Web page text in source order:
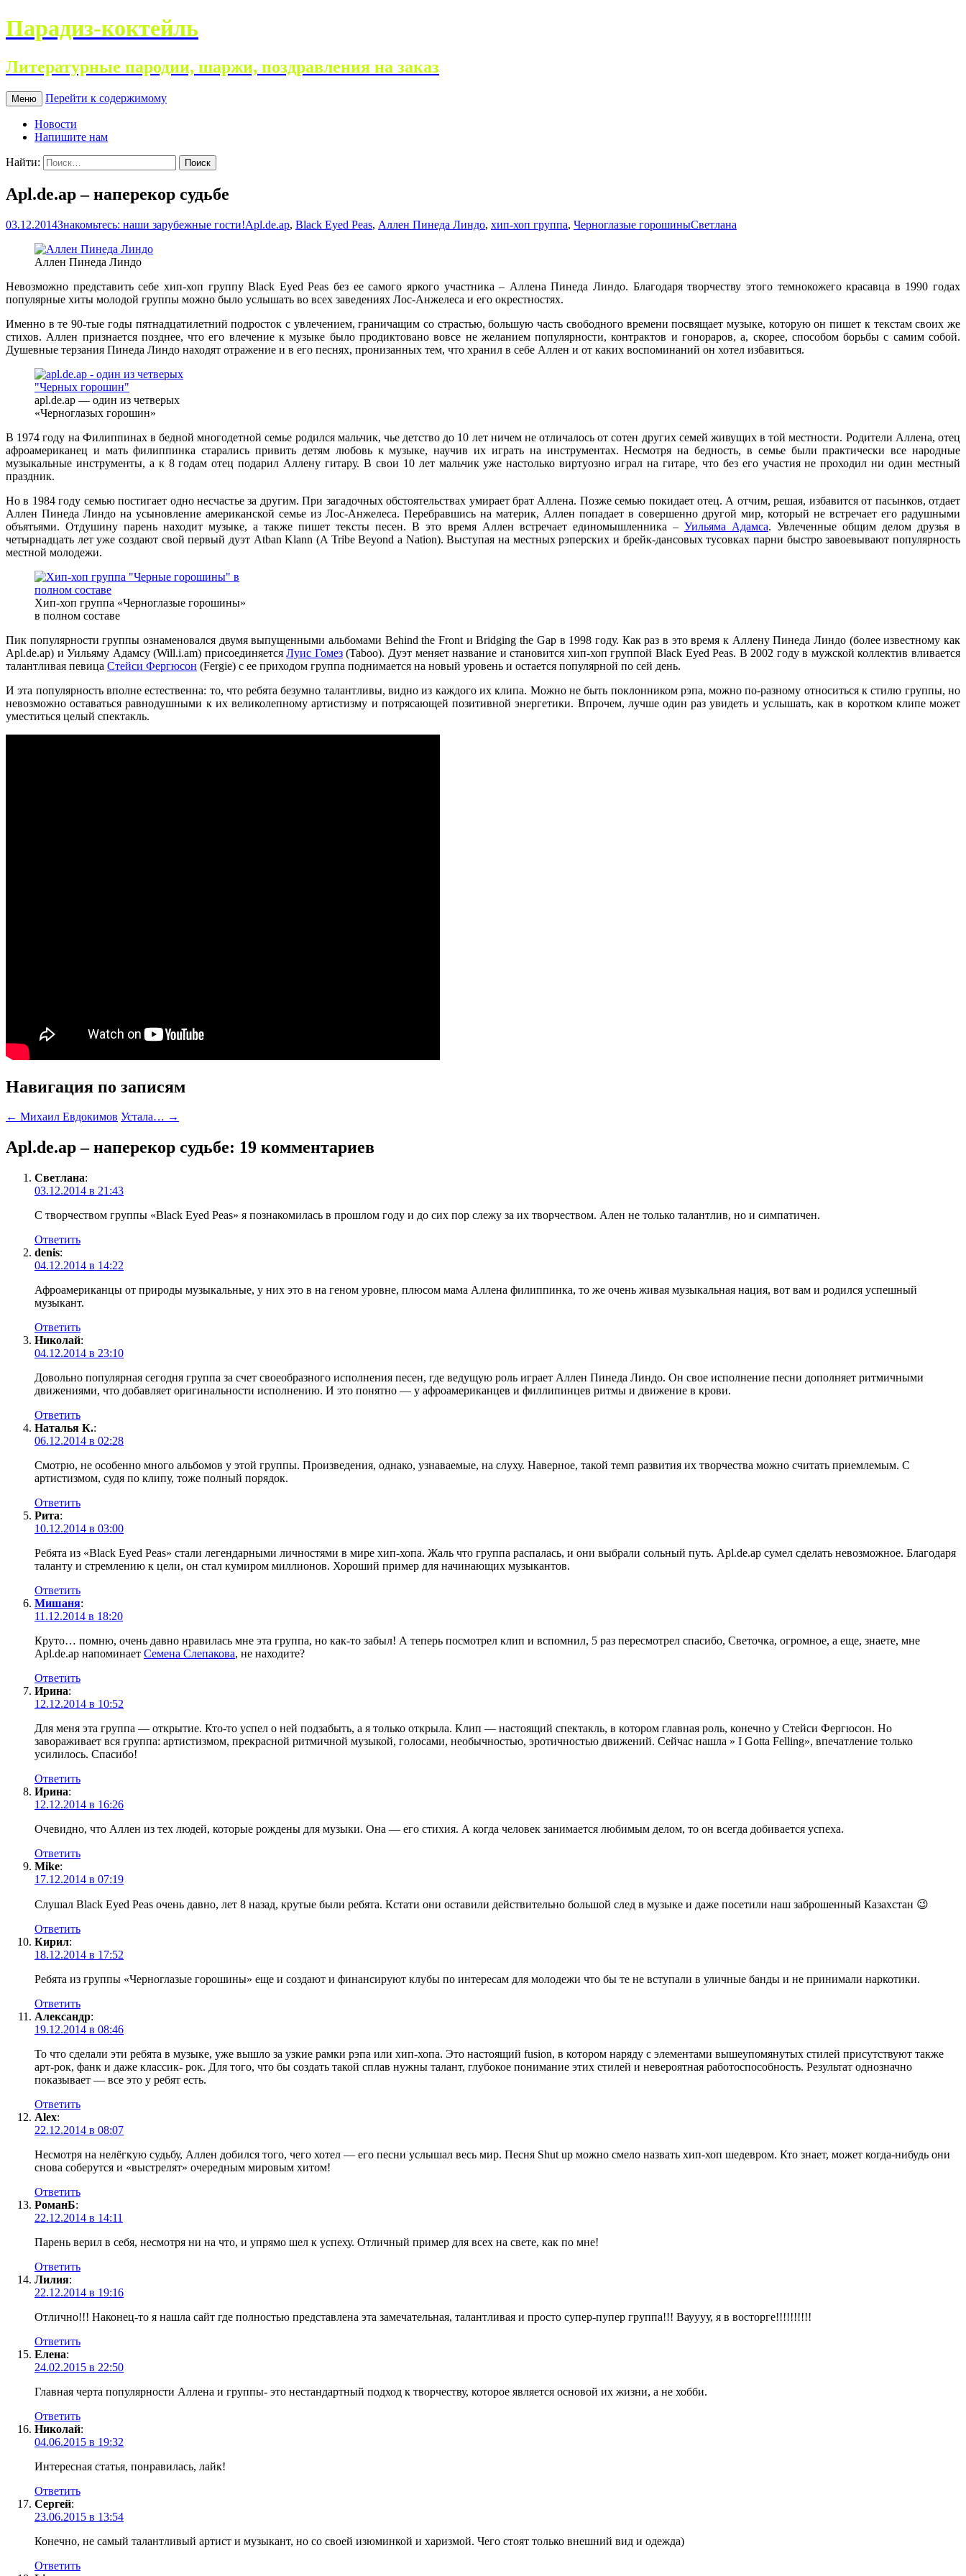
Парадиз-коктейль
Литературные пародии, шаржи, поздравления на заказ
Меню Перейти к содержимому
Новости
Напишите нам
Найти:
Apl.de.ap – наперекор судьбе
03.12.2014Знакомьтесь: наши зарубежные гости!Apl.de.ap, Black Eyed Peas, Аллен Пинеда Линдо, хип-хоп группа, Черноглазые горошиныСветлана
Аллен Пинеда Линдо
Невозможно представить себе хип-хоп группу Black Eyed Peas без ее самого яркого участника – Аллена Пинеда Линдо. Благодаря творчеству этого темнокожего красавца в 1990 годах
популярные хиты молодой группы можно было услышать во всех заведениях Лос-Анжелеса и его окрестностях.
Именно в те 90-тые годы пятнадцатилетний подросток с увлечением, граничащим со страстью, большую часть свободного времени посвящает музыке, которую он пишет к текстам своих же
стихов. Аллен признается позднее, что его влечение к музыке было продиктовано вовсе не желанием популярности, контрактов и гонораров, а, скорее, способом борьбы с самим собой.
Душевные терзания Пинеда Линдо находят отражение и в его песнях, пронизанных тем, что хранил в себе Аллен и от каких воспоминаний он хотел избавиться.
apl.de.ap — один из четверых
«Черноглазых горошин»
В 1974 году на Филиппинах в бедной многодетной семье родился мальчик, чье детство до 10 лет ничем не отличалось от сотен других семей живущих в той местности. Родители Аллена, отец
афроамериканец и мать филиппинка старались привить детям любовь к музыке, научив их играть на инструментах. Несмотря на бедность, в семье были практически все народные
музыкальные инструменты, а к 8 годам отец подарил Аллену гитару. В свои 10 лет мальчик уже настолько виртуозно играл на гитаре, что без его участия не проходил ни один местный
праздник.
Но в 1984 году семью постигает одно несчастье за другим. При загадочных обстоятельствах умирает брат Аллена. Позже семью покидает отец. А отчим, решая, избавится от пасынков, отдает
Аллен Пинеда Линдо на усыновление американской семье из Лос-Анжелеса. Перебравшись на материк, Аллен попадает в совершенно другой мир, который не встречает его радушными
объятьями. Отдушину парень находит музыке, а также пишет тексты песен. В это время Аллен встречает единомышленника – Уильяма Адамса. Увлеченные общим делом друзья в
четырнадцать лет уже создают свой первый дуэт Atban Klann (A Tribe Beyond a Nation). Выступая на местных рэперских и брейк-дансовых тусовках парни быстро завоевывают популярность
местной молодежи.
Хип-хоп группа «Черноглазые горошины»
в полном составе
Пик популярности группы ознаменовался двумя выпущенными альбомами Behind the Front и Bridging the Gap в 1998 году. Как раз в это время к Аллену Пинеда Линдо (более известному как
Аpl.de.ap) и Уильяму Адамсу (Will.i.am) присоединяетсяЛуис Гомез(Taboo). Дуэт меняет название и становится хип-хоп группой Black Eyed Peas. В 2002 году в мужской коллектив вливается
талантливая певица Стейси Фергюсон (Fergie) с ее приходом группа поднимается на новый уровень и остается популярной по сей день.
И эта популярность вполне естественна: то, что ребята безумно талантливы, видно из каждого их клипа. Можно не быть поклонником рэпа, можно по-разному относиться к стилю группы, но
невозможно оставаться равнодушными к их великолепному артистизму и потрясающей позитивной энергетики. Впрочем, лучше один раз увидеть и услышать, как в коротком клипе может
уместиться целый спектакль.
Навигация по записям
← Михаил Евдокимов Устала… →
Apl.de.ap – наперекор судьбе: 19 комментариев
Светлана:
03.12.2014 в 21:43
С творчеством группы «Black Eyed Peas» я познакомилась в прошлом году и до сих пор слежу за их творчеством. Ален не только талантлив, но и симпатичен.
Ответить
denis:
04.12.2014 в 14:22
Афроамериканцы от природы музыкальные, у них это в на геном уровне, плюсом мама Аллена филиппинка, то же очень живая музыкальная нация, вот вам и родился успешный
музыкант.
Ответить
Николай:
04.12.2014 в 23:10
Довольно популярная сегодня группа за счет своеобразного исполнения песен, где ведущую роль играет Аллен Пинеда Линдо. Он свое исполнение песни дополняет ритмичными
движениями, что добавляет оригинальности исполнению. И это понятно — у афроамериканцев и филлипинцев ритмы и движение в крови.
Ответить
Наталья К.:
06.12.2014 в 02:28
Смотрю, не особенно много альбомов у этой группы. Произведения, однако, узнаваемые, на слуху. Наверное, такой темп развития их творчества можно считать приемлемым. С
артистизмом, судя по клипу, тоже полный порядок.
Ответить
Рита:
10.12.2014 в 03:00
Ребята из «Black Eyed Peas» стали легендарными личностями в мире хип-хопа. Жаль что группа распалась, и они выбрали сольный путь. Apl.de.ap сумел сделать невозможное. Благодаря
таланту и стремлению к цели, он стал кумиром миллионов. Хороший пример для начинающих музыкантов.
Ответить
Мишаня:
11.12.2014 в 18:20
Круто… помню, очень давно нравилась мне эта группа, но как-то забыл! А теперь посмотрел клип и вспомнил, 5 раз пересмотрел спасибо, Светочка, огромное, а еще, знаете, мне
Apl.de.ap напоминает Семена Слепакова, не находите?
Ответить
Ирина:
12.12.2014 в 10:52
Для меня эта группа — открытие. Кто-то успел о ней подзабыть, а я только открыла. Клип — настоящий спектакль, в котором главная роль, конечно у Стейси Фергюсон. Но
завораживает вся группа: артистизмом, прекрасной ритмичной музыкой, голосами, необычностью, эротичностью движений. Сейчас нашла » I Gotta Felling», впечатление только
усилилось. Спасибо!
Ответить
Ирина:
12.12.2014 в 16:26
Очевидно, что Аллен из тех людей, которые рождены для музыки. Она — его стихия. А когда человек занимается любимым делом, то он всегда добивается успеха.
Ответить
Mike:
17.12.2014 в 07:19
Слушал Black Eyed Peas очень давно, лет 8 назад, крутые были ребята. Кстати они оставили действительно большой след в музыке и даже посетили наш заброшенный Казахстан 😉
Ответить
Кирил:
18.12.2014 в 17:52
Ребята из группы «Черноглазые горошины» еще и создают и финансируют клубы по интересам для молодежи что бы те не вступали в уличные банды и не принимали наркотики.
Ответить
Александр:
19.12.2014 в 08:46
То что сделали эти ребята в музыке, уже вышло за узкие рамки рэпа или хип-хопа. Это настоящий fusion, в котором наряду с элементами вышеупомянутых стилей присутствуют также
арт-рок, фанк и даже классик- рок. Для того, что бы создать такой сплав нужны талант, глубокое понимание этих стилей и невероятная работоспособность. Результат однозначно
показывает — все это у ребят есть.
Ответить
Alex:
22.12.2014 в 08:07
Несмотря на нелёгкую судьбу, Аллен добился того, чего хотел — его песни услышал весь мир. Песня Shut up можно смело назвать хип-хоп шедевром. Кто знает, может когда-нибудь они
снова соберутся и «выстрелят» очередным мировым хитом!
Ответить
РоманБ:
22.12.2014 в 14:11
Парень верил в себя, несмотря ни на что, и упрямо шел к успеху. Отличный пример для всех на свете, как по мне!
Ответить
Лилия:
22.12.2014 в 19:16
Отлично!!! Наконец-то я нашла сайт где полностью представлена эта замечательная, талантливая и просто супер-пупер группа!!! Вауууу, я в восторге!!!!!!!!!!
Ответить
Елена:
24.02.2015 в 22:50
Главная черта популярности Аллена и группы- это нестандартный подход к творчеству, которое является основой их жизни, а не хобби.
Ответить
Николай:
04.06.2015 в 19:32
Интересная статья, понравилась, лайк!
Ответить
Сергей:
23.06.2015 в 13:54
Конечно, не самый талантливый артист и музыкант, но со своей изюминкой и харизмой. Чего стоят только внешний вид и одежда)
Ответить